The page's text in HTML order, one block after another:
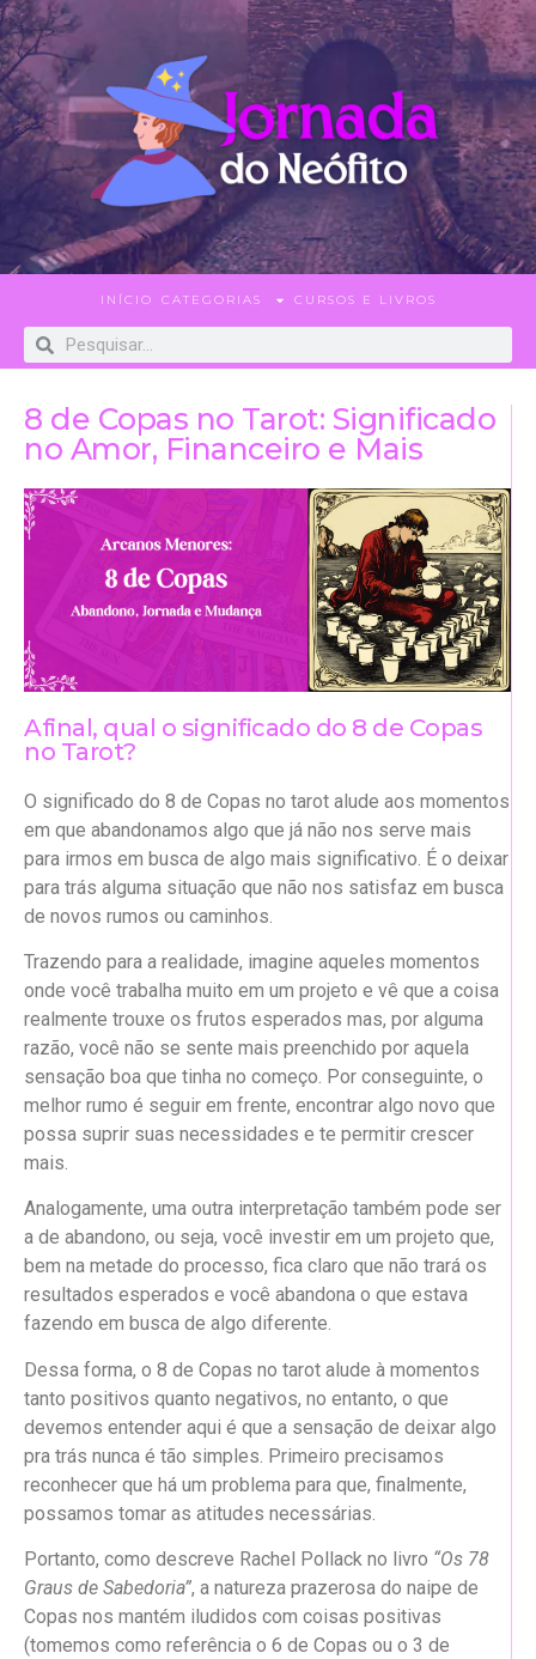
INÍCIO CATEGORIAS CURSOS E LIVROS
8 de Copas no Tarot: Significado
no Amor, Financeiro e Mais
Afinal, qual o significado do 8 de Copas
no Tarot?
O significado do 8 de Copas no tarot alude aos momentos
em que abandonamos algo que já não nos serve mais
para irmos em busca de algo mais significativo. É o deixar
para trás alguma situação que não nos satisfaz em busca
de novos rumos ou caminhos.
Trazendo para a realidade, imagine aqueles momentos
onde você trabalha muito em um projeto e vê que a coisa
realmente trouxe os frutos esperados mas, por alguma
razão, você não se sente mais preenchido por aquela
sensação boa que tinha no começo. Por conseguinte, o
melhor rumo é seguir em frente, encontrar algo novo que
possa suprir suas necessidades e te permitir crescer
mais.
Analogamente, uma outra interpretação também pode ser
a de abandono, ou seja, você investir em um projeto que,
bem na metade do processo, fica claro que não trará os
resultados esperados e você abandona o que estava
fazendo em busca de algo diferente.
Dessa forma, o 8 de Copas no tarot alude à momentos
tanto positivos quanto negativos, no entanto, o que
devemos entender aqui é que a sensação de deixar algo
pra trás nunca é tão simples. Primeiro precisamos
reconhecer que há um problema para que, finalmente,
possamos tomar as atitudes necessárias.
Portanto, como descreve Rachel Pollack no livro “Os 78
Graus de Sabedoria”, a natureza prazerosa do naipe de
Copas nos mantém iludidos com coisas positivas
(tomemos como referência o 6 de Copas ou o 3 de